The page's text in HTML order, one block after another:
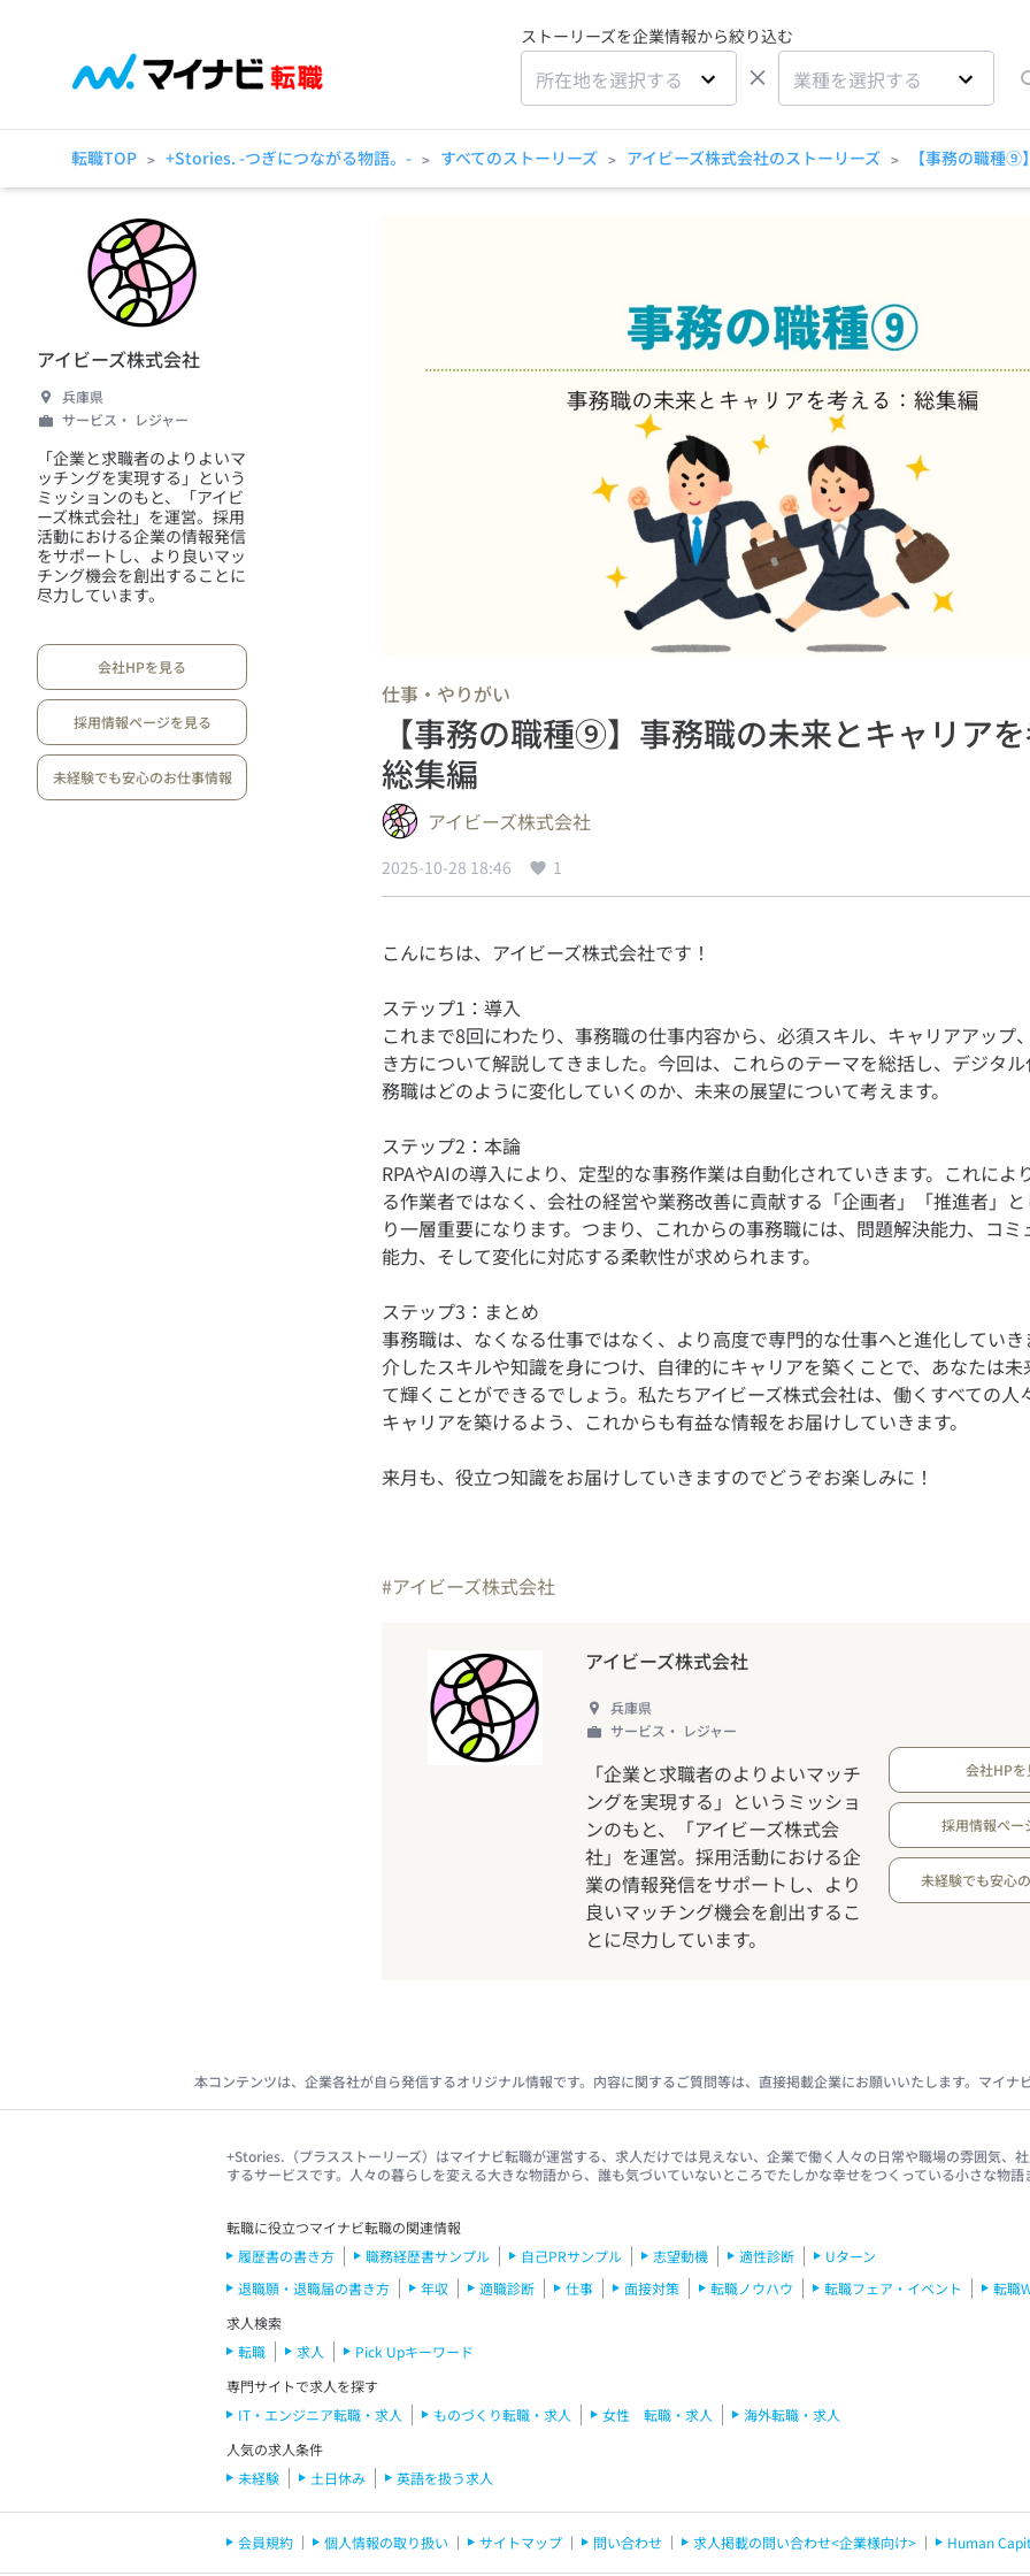
ストーリーズを企業情報から絞り込む
所在地を選択する × 業種を選択する
転職TOP > +Stories. -つぎにつながる物語。- > すべてのストーリーズ > アイビーズ株式会社のストーリーズ > 【事務の職種
アイビーズ株式会社
兵庫県
サービス・ レジャー
「企業と求職者のよりよいマ
ッチングを実現する」という
ミッションのもと、「アイビ
ーズ株式会社」を運営。採用
活動における企業の情報発信
をサポートし、より良いマッ
チング機会を創出することに
尽力しています。
会社HPを見る
採用情報ページを見る
未経験でも安心のお仕事情報
仕事・やりがい
【事務の職種⑨】事務職の未来とキャリア
総集編
アイビーズ株式会社
2025-10-28 18:46 1
ステップ1：導入
これまで8回にわたり、事務職の仕事内容から、必須スキル、キャリアアップ
き方について解説してきました。今回は、これらのテーマを総括し、デジタ
ステップ2：本論
RPAやAIの導入により、定型的な事務作業は自動化されていきます。これによ
る作業者ではなく、会社の経営や業務改善に貢献する「企画者」「推進者」
り一層重要になります。つまり、これからの事務職には、問題解決能力、コ
ステップ3：まとめ
事務職は、なくなる仕事ではなく、より高度で専門的な仕事へと進化してい
介したスキルや知識を身につけ、自律的にキャリアを築くことで、あなたは
て輝くことができるでしょう。私たちアイビーズ株式会社は、働くすべての人
来月も、役立つ知識をお届けしていきますのでどうぞお楽しみに！
#アイビーズ株式会社
アイビーズ株式会社
兵庫県
サービス・ レジャー
「企業と求職者のよりよいマッチ
ングを実現する」というミッショ
ンのもと、「アイビーズ株式会
社」を運営。採用活動における企
業の情報発信をサポートし、より
良いマッチング機会を創出するこ
とに尽力しています。
会社HPを
採用情報ペー
未経験でも安心
本コンテンツは、企業各社が自ら発信するオリジナル情報です。内容に関するご質問等は、直接掲載企業にお願いいたします。マイ
+Stories.（プラスストーリーズ）はマイナビ転職が運営する、求人だけでは見えない、企業で働く人々の日常や職場の雰囲気、
するサービスです。人々の暮らしを変える大きな物語から、誰も気づいていないところでたしかな幸せをつくっている小さな物
転職に役立つマイナビ転職の関連情報
履歴書の書き方
職務経歴書サンプル 自己PRサンプル 志望動機 適性診断
Uターン
退職願・退職届の書き方
年収 適職診断 仕事 面接対策 転職ノウハウ 転職フェア・イベント
転職
求人検索
転職
求人
Pick Upキーワード
専門サイトで求人を探す
IT・エンジニア転職・求人
ものづくり転職・求人 女性 転職・求人
海外転職・求人
人気の求人条件
未経験
土日休み 英語を扱う求人
会員規約 個人情報の取り扱い サイトマップ 問い合わせ 求人掲載の問い合わせ<企業様向け> Human